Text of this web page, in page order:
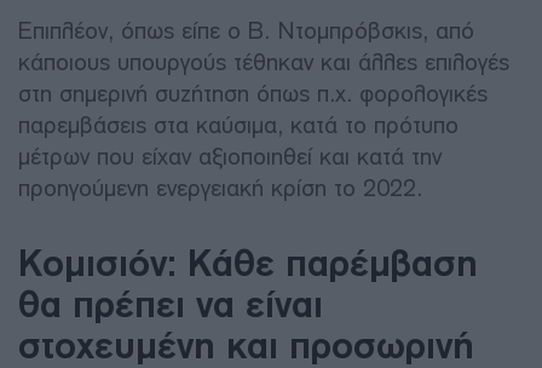
Επιπλέον, όπως είπε ο Β. Ντομπρόβσκις, από
κάποιους υπουργούς τέθηκαν και άλλες επιλογές
στη σημερινή συζήτηση όπως π.χ. φορολογικές
παρεμβάσεις στα καύσιμα, κατά το πρότυπο
μέτρων που είχαν αξιοποιηθεί και κατά την
προηγούμενη ενεργειακή κρίση το 2022.
Κομισιόν: Κάθε παρέμβαση
θα πρέπει να είναι
στοχευμένη και προσωρινή